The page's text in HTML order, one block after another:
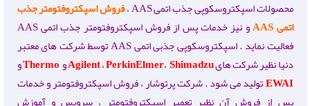
محصولات اسپکتروسکوپی جذب اتمی AAS ،
فروش اسپکتروفتومتر جذب
اتمیAAS
و نیز خدمات پس از فروش اسپکتروفتومتر جذب اتمی AAS
فعالیت نماید . اسپکتروسکوپی جذبی اتمی AAS
توسط شرکت های معتبر
دنیا نظیر شرکت های
Agilent،PerkinElmer،Shimadzu وThermoو
EWAIتولید می شود .شرکت پرتوشار ، فروش اسپکتروفتومتر و خدمات